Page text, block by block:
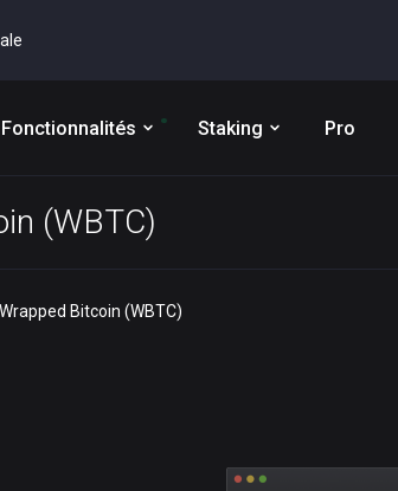
Fonctionnalités Staking Pro
(WBTC)
Bitcoin (WBTC)